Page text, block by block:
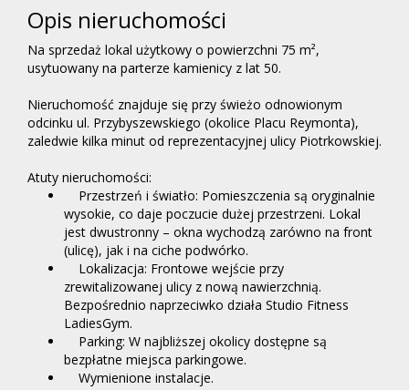
Opis nieruchomości
Na sprzedaż lokal użytkowy o powierzchni 75 m²,
usytuowany na parterze kamienicy z lat 50.
Nieruchomość znajduje się przy świeżo odnowionym
odcinku ul. Przybyszewskiego (okolice Placu Reymonta),
zaledwie kilka minut od reprezentacyjnej ulicy Piotrkowskiej.
Atuty nieruchomości:
Przestrzeń i światło: Pomieszczenia są oryginalnie
wysokie, co daje poczucie dużej przestrzeni. Lokal
jest dwustronny – okna wychodzą zarówno na front
(ulicę), jak i na ciche podwórko.
Lokalizacja: Frontowe wejście przy
zrewitalizowanej ulicy z nową nawierzchnią.
Bezpośrednio naprzeciwko działa Studio Fitness
LadiesGym.
Parking: W najbliższej okolicy dostępne są
bezpłatne miejsca parkingowe.
Wymienione instalacje.